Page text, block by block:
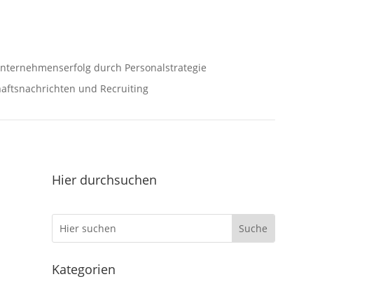
durch Personalstrategie
und Recruiting
Hier durchsuchen
Kategorien